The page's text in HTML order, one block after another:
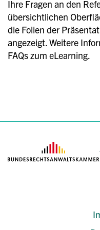
Ihre Fragen an den
übersichtlichen
die Folien der
angezeigt. Weitere
FAQs zum eLearning.